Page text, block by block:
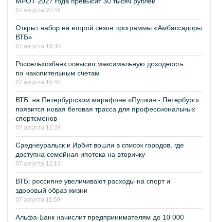
07 августа 20:46
Открыт набор на второй сезон программы «Амбассадоры
ВТБ»
07 августа 16:30
Россельхозбанк повысил максимальную доходность
по накопительным счетам
07 августа 15:40
ВТБ: на Петербургском марафоне «Пушкин - Петербург»
появится новая беговая трасса для профессиональных
спортсменов
07 августа 12:28
Среднеуральск и Ирбит вошли в список городов, где
доступна семейная ипотека на вторичку
07 августа 12:13
ВТБ: россияне увеличивают расходы на спорт и
здоровый образ жизни
07 августа 11:50
Альфа-Банк начислит предпринимателям до 10 000